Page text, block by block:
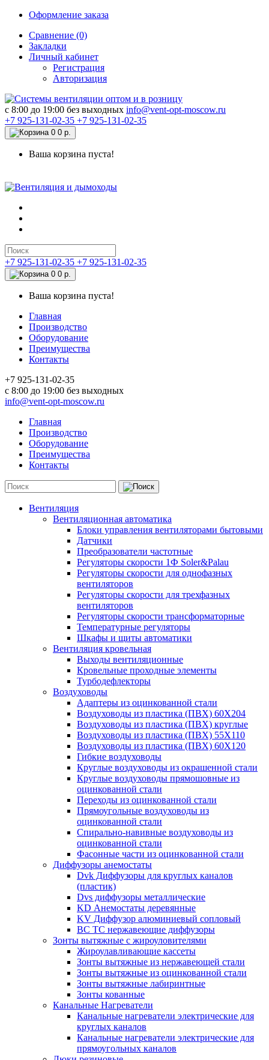
Оформление заказа
Сравнение (0)
Закладки
Личный кабинет
Регистрация
Авторизация
c 8:00 до 19:00 без выходных info@vent-opt-moscow.ru
+7 925-131-02-35 +7 925-131-02-35
0 0 р.
Ваша корзина пуста!
+7 925-131-02-35 +7 925-131-02-35
0 0 р.
Ваша корзина пуста!
Главная
Производство
Оборудование
Преимущества
Контакты
+7 925-131-02-35
c 8:00 до 19:00 без выходных
info@vent-opt-moscow.ru
Главная
Производство
Оборудование
Преимущества
Контакты
Вентиляция
Вентиляционная автоматика
Блоки управления вентиляторами бытовыми
Датчики
Преобразователи частотные
Регуляторы скорости 1Ф Soler&Palau
Регуляторы скорости для однофазных
вентиляторов
Регуляторы скорости для трехфазных
вентиляторов
Регуляторы скорости трансформаторные
Температурные регуляторы
Шкафы и щиты автоматики
Вентиляция кровельная
Выходы вентиляционные
Кровельные проходные элементы
Турбодефлекторы
Воздуховоды
Адаптеры из оцинкованной стали
Воздуховоды из пластика (ПВХ) 60Х204
Воздуховоды из пластика (ПВХ) круглые
Воздуховоды из пластика (ПВХ) 55Х110
Воздуховоды из пластика (ПВХ) 60Х120
Гибкие воздуховоды
Круглые воздуховоды из окрашенной стали
Круглые воздуховоды прямошовные из
оцинкованной стали
Переходы из оцинкованной стали
Прямоугольные воздуховоды из
оцинкованной стали
Спирально-навивные воздуховоды из
оцинкованной стали
Фасонные части из оцинкованной стали
Диффузоры анемостаты
Dvk Диффузоры для круглых каналов
(пластик)
Dvs диффузоры металлические
KD Анемостаты деревянные
KV Диффузор алюминиевый сопловый
ВС ТС нержавеющие диффузоры
Зонты вытяжные с жироуловителями
Жироулавливающие кассеты
Зонты вытяжные из нержавеющей стали
Зонты вытяжные из оцинкованной стали
Зонты вытяжные лабиринтные
Зонты кованные
Канальные Нагреватели
Канальные нагреватели электрические для
круглых каналов
Канальные нагреватели электрические для
прямоугольных каналов